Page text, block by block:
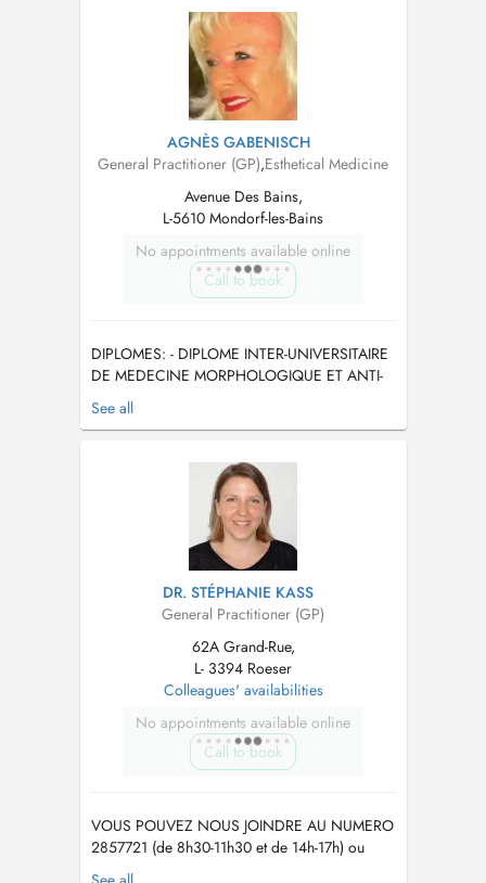
secretary is available to answer your calls from
monday to friday from 8am to...
AGNÈS GABENISCH
General Practitioner (GP),Esthetical Medicine
Avenue Des Bains,
L-5610 Mondorf-les-Bains
No appointments available online
Call to book
DIPLOMES: - DIPLOME INTER-UNIVERSITAIRE
DE MEDECINE MORPHOLOGIQUE ET ANTI-
AGE Image corporelle et prévention dans le
vieillissement DIPLOME QUALIFIANT
L'ORDRE DES MEDECINS FRANCAIS -
Diplôme du Collège National de Médecine
See all
DR. STÉPHANIE KASS
General Practitioner (GP)
62A Grand-Rue,
L- 3394 Roeser
Colleagues' availabilities
No appointments available online
Call to book
VOUS POUVEZ NOUS JOINDRE AU NUMERO
2857721 (de 8h30-11h30 et de 14h-17h) ou
envoyez nous un MAIL sur